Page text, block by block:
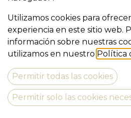
Compañía: Anna
Estreno:
Teaser:
Utilizamos cookies para
experiencia en este sitio web.
información sobre nuestras
utilizamos en nuestro Política
Permitir todas las cookies
Permitir solo las cookies